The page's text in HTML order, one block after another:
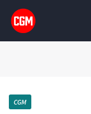
CGM